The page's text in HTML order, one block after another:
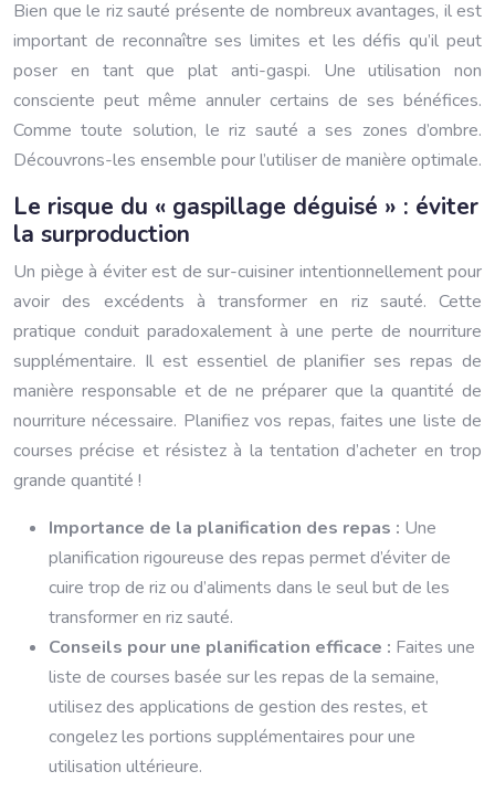
Bien que le riz sauté présente de nombreux avantages, il est
important de reconnaître ses limites et les défis qu’il peut
poser en tant que plat anti-gaspi. Une utilisation non
consciente peut même annuler certains de ses bénéfices.
Comme toute solution, le riz sauté a ses zones d’ombre.
Découvrons-les ensemble pour l’utiliser de manière optimale.
Le risque du « gaspillage déguisé » : éviter
la surproduction
Un piège à éviter est de sur-cuisiner intentionnellement pour
avoir des excédents à transformer en riz sauté. Cette
pratique conduit paradoxalement à une perte de nourriture
supplémentaire. Il est essentiel de planifier ses repas de
manière responsable et de ne préparer que la quantité de
nourriture nécessaire. Planifiez vos repas, faites une liste de
courses précise et résistez à la tentation d’acheter en trop
grande quantité !
Importance de la planification des repas : Une
planification rigoureuse des repas permet d’éviter de
cuire trop de riz ou d’aliments dans le seul but de les
transformer en riz sauté.
Conseils pour une planification efficace : Faites une
liste de courses basée sur les repas de la semaine,
utilisez des applications de gestion des restes, et
congelez les portions supplémentaires pour une
utilisation ultérieure.